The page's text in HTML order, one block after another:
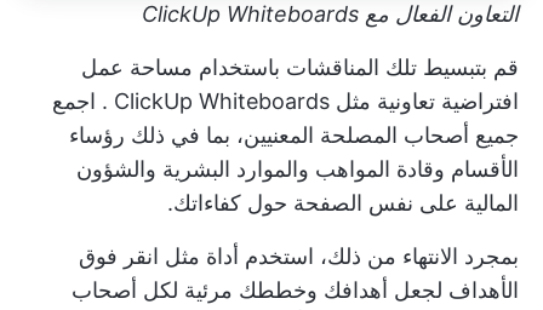
التعاون الفعال مع ClickUp Whiteboards
قم بتبسيط تلك المناقشات باستخدام مساحة عمل
افتراضية تعاونية مثل ClickUp Whiteboards . اجمع
جميع أصحاب المصلحة المعنيين، بما في ذلك رؤساء
الأقسام وقادة المواهب والموارد البشرية والشؤون
المالية على نفس الصفحة حول كفاءاتك.
بمجرد الانتهاء من ذلك، استخدم أداة مثل انقر فوق
الأهداف لجعل أهدافك وخططك مرئية لكل أصحاب